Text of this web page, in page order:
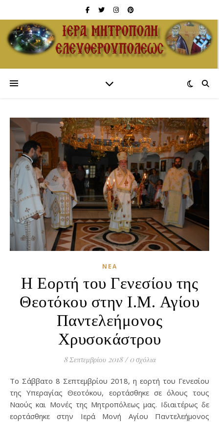
ΝΈΑ
Η Εορτή του Γενεσίου της
Θεοτόκου στην Ι.Μ. Αγίου
Παντελεήμονος
Χρυσοκάστρου
8 Σεπτεμβρίου 2018 / 0 σχόλια
Το Σάββατο 8 Σεπτεμβρίου 2018, η εορτή του Γενεσίου
της Υπεραγίας Θεοτόκου, εορτάσθηκε σε όλους τους
Ναούς και Μονές της Μητροπόλεως μας. Ιδιαιτέρως δε
εορτάσθηκε στην Ιερά Μονή Αγίου Παντελεήμονος